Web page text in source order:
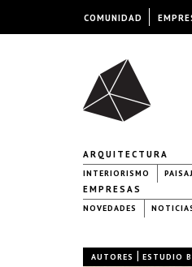
ARQUITECTURA
INTERIORISMO
EMPRESAS
NOVEDADES
AUTORES | ESTUDIO
COMUNIDAD